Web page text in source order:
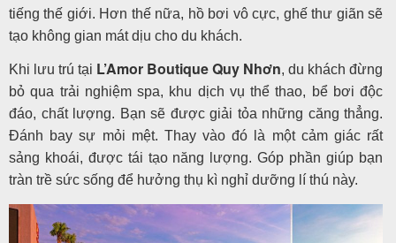
tiếng thế giới. Hơn thế nữa, hồ bơi vô cực, ghế thư giãn sẽ
tạo không gian mát dịu cho du khách.
Khi lưu trú tại L’Amor Boutique Quy Nhơn, du khách đừng
bỏ qua trải nghiệm spa, khu dịch vụ thể thao, bể bơi độc
đáo, chất lượng. Bạn sẽ được giải tỏa những căng thẳng.
Đánh bay sự mỏi mệt. Thay vào đó là một cảm giác rất
sảng khoái, được tái tạo năng lượng. Góp phần giúp bạn
tràn trề sức sống để hưởng thụ kì nghỉ dưỡng lí thú này.